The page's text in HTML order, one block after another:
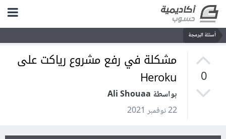
أسئلة البرمجة
0
مشكلة في رفع مشروع رياكت على
Heroku
بواسطة Ali Shouaa
22 نوفمبر 2021